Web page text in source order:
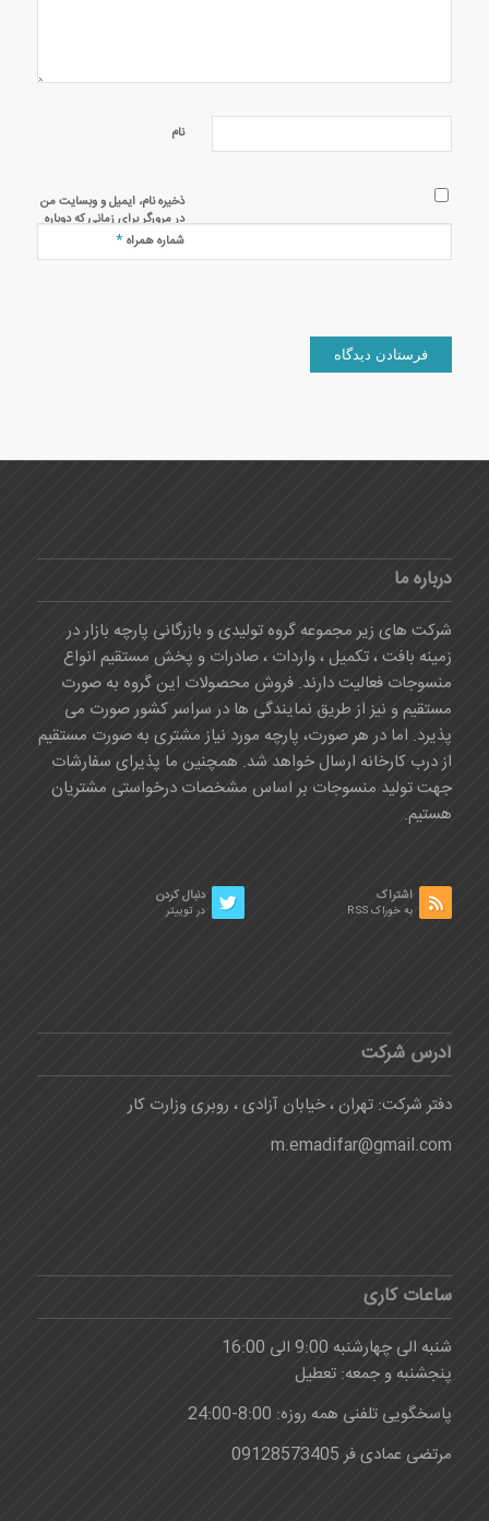
نام
ذخیره نام، ایمیل و وبسایت من
در مرورگر برای زمانی که دوباره
دیدگاهی می‌نویسم.
شماره همراه*
درباره ما
شرکت های زیر مجموعه گروه تولیدی و بازرگانی پارچه بازار در
زمینه بافت ، تکمیل ، واردات ، صادرات و پخش مستقیم انواع
منسوجات فعالیت دارند. فروش محصولات این گروه به صورت
مستقیم و نیز از طریق نمایندگی ها در سراسر کشور صورت می
پذیرد. اما در هر صورت، پارچه مورد نیاز مشتری به صورت مستقیم
از درب کارخانه ارسال خواهد شد. همچنین ما پذیرای سفارشات
جهت تولید منسوجات بر اساس مشخصات درخواستی مشتریان
هستیم.
دنبال کردن
در توییتر
اشتراک
به خوراک RSS
آدرس شرکت
دفتر شرکت: تهران ، خیابان آزادی ، روبری وزارت کار
m.emadifar@gmail.com
ساعات کاری
شنبه الی چهارشنبه 9:00 الی 16:00
پنجشنبه و جمعه: تعطیل
پاسخگویی تلفنی همه روزه: 8:00-24:00
مرتضی عمادی فر 09128573405